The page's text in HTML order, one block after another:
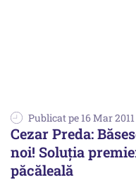
Publicat pe 16 Mar 2011
Cezar Preda:
noi! Soluţia
păcăleală